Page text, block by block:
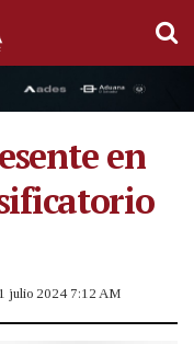
en
julio 2024 7:12 AM